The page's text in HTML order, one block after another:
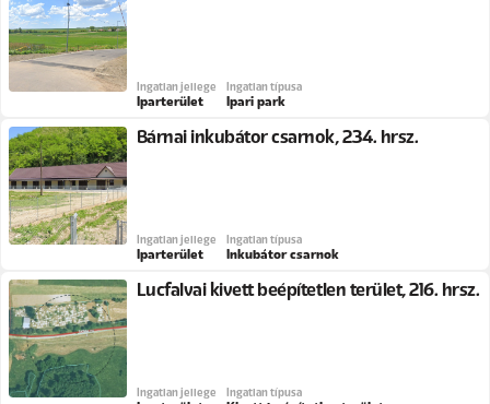
Ingatlan jellege
Iparterület
Ingatlan típusa
Ipari park
Bárnai inkubátor csarnok, 234. hrsz.
Ingatlan jellege
Iparterület
Ingatlan típusa
Inkubátor csarnok
Lucfalvai kivett beépítetlen terület, 216. hrsz.
Ingatlan jellege Ingatlan típusa